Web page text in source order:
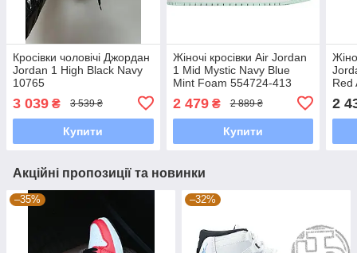
Кросівки чоловічі Джордан
Jordan 1 High Black Navy
10765
3 039 ₴ 3 539 ₴
Купити
Жіночі кросівки Air Jordan
1 Mid Mystic Navy Blue
Mint Foam 554724-413
2 479₴ 2 889 ₴
Купити
Red
2
Акційні пропозиції та новинки
–35% –32%